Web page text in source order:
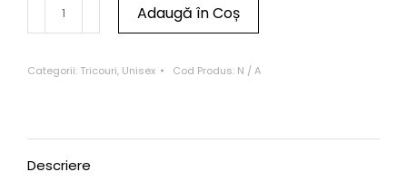
Adaugă în Coș
Categorii: Tricouri, Unisex Cod Produs: N / A
Descriere